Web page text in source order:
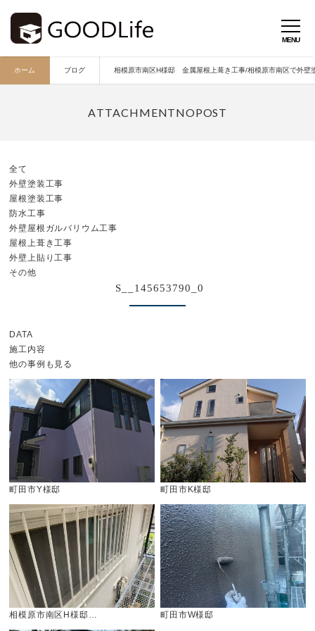
ホーム ブログ 相模原市南区H様邸 金属屋根上葺き工事/相模原市南区で外壁
全て
外壁塗装工事
屋根塗装工事
防水工事
外壁屋根ガルバリウム工事
屋根上葺き工事
外壁上貼り工事
その他
S__145653790_0
DATA
施工内容
他の事例も見る
町田市Y様邸 町田市K様邸
相模原市南区H様邸… 町田市W様邸